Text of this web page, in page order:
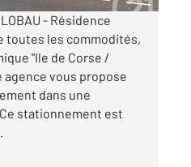
- Résidence
toutes les commodités,
"Ile de Corse /
agence vous propose
dans une
stationnement est